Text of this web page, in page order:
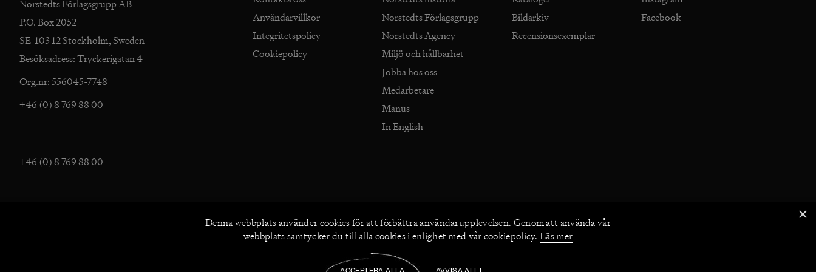
Norstedts Förlagsgrupp AB
P.O. Box 2052
SE-103 12 Stockholm, Sweden
Besöksadress: Tryckerigatan 4
Org.nr: 556045-7748
+46 (0) 8 769 88 00
+46 (0) 8 769 88 00
Användarvillkor
Integritetspolicy
Cookiepolicy
Norstedts Förlagsgrupp
Norstedts Agency
Miljö och hållbarhet
Jobba hos oss
Medarbetare
Manus
In English
Bildarkiv
Recensionsexemplar
Facebook
×
Denna webbplats använder cookies för att förbättra användarupplevelsen. Genom att använda vår
webbplats samtycker du till alla cookies i enlighet med vår cookiepolicy.Läs mer